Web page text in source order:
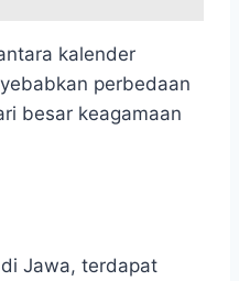
kalender
perbedaan
besar keagamaan
Jawa, terdapat